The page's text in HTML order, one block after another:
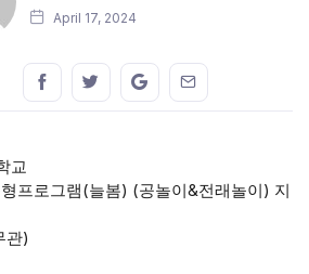
April 17, 2024
Share this on FaceBook
Share this on Twitter
Share this on GMail
Share this on
교
프로그램(늘봄) (공놀이&전래놀이) 지
관)